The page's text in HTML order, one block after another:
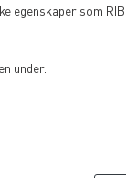
egenskaper som
under.